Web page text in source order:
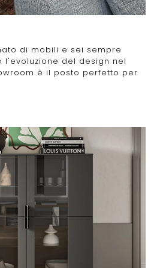
di mobili e sei sempre
del design nel
è il posto perfetto per